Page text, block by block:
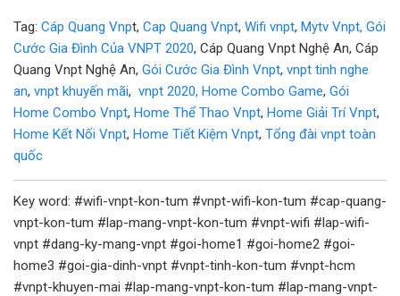
Tag: Cáp Quang Vnpt, Cap Quang Vnpt, Wifi vnpt, Mytv Vnpt, Gói
Cước Gia Đình Của VNPT 2020, Cáp Quang Vnpt Nghệ An, Cáp
Quang Vnpt Nghệ An, Gói Cước Gia Đình Vnpt, vnpt tinh nghe
an, vnpt khuyến mãi, vnpt 2020, Home Combo Game, Gói
Home Combo Vnpt, Home Thể Thao Vnpt, Home Giải Trí Vnpt,
Home Kết Nối Vnpt, Home Tiết Kiệm Vnpt, Tổng đài vnpt toàn
quốc
Key word: #wifi-vnpt-kon-tum #vnpt-wifi-kon-tum #cap-quang-
vnpt-kon-tum #lap-mang-vnpt-kon-tum #vnpt-wifi #lap-wifi-
vnpt #dang-ky-mang-vnpt #goi-home1 #goi-home2 #goi-
home3 #goi-gia-dinh-vnpt #vnpt-tinh-kon-tum #vnpt-hcm
#vnpt-khuyen-mai #lap-mang-vnpt-kon-tum #lap-mang-vnpt-